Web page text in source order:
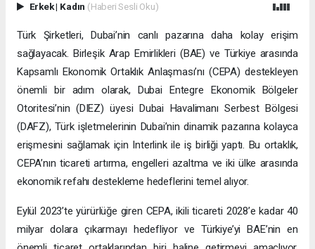
Erkek| Kadın (Haberi Sesli Oku)
Türk Şirketleri, Dubai’nin canlı pazarına daha kolay erişim
sağlayacak. Birleşik Arap Emirlikleri (BAE) ve Türkiye arasında
Kapsamlı Ekonomik Ortaklık Anlaşması’nı (CEPA) destekleyen
önemli bir adım olarak, Dubai Entegre Ekonomik Bölgeler
Otoritesi’nin (DIEZ) üyesi Dubai Havalimanı Serbest Bölgesi
(DAFZ), Türk işletmelerinin Dubai’nin dinamik pazarına kolayca
erişmesini sağlamak için Interlink ile iş birliği yaptı. Bu ortaklık,
CEPA’nın ticareti artırma, engelleri azaltma ve iki ülke arasında
ekonomik refahı destekleme hedeflerini temel alıyor.
Eylül 2023’te yürürlüğe giren CEPA, ikili ticareti 2028’e kadar 40
milyar dolara çıkarmayı hedefliyor ve Türkiye’yi BAE’nin en